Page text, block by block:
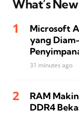
What’s New
Microsoft
yang
31 minutes ago
RAM
DDR4